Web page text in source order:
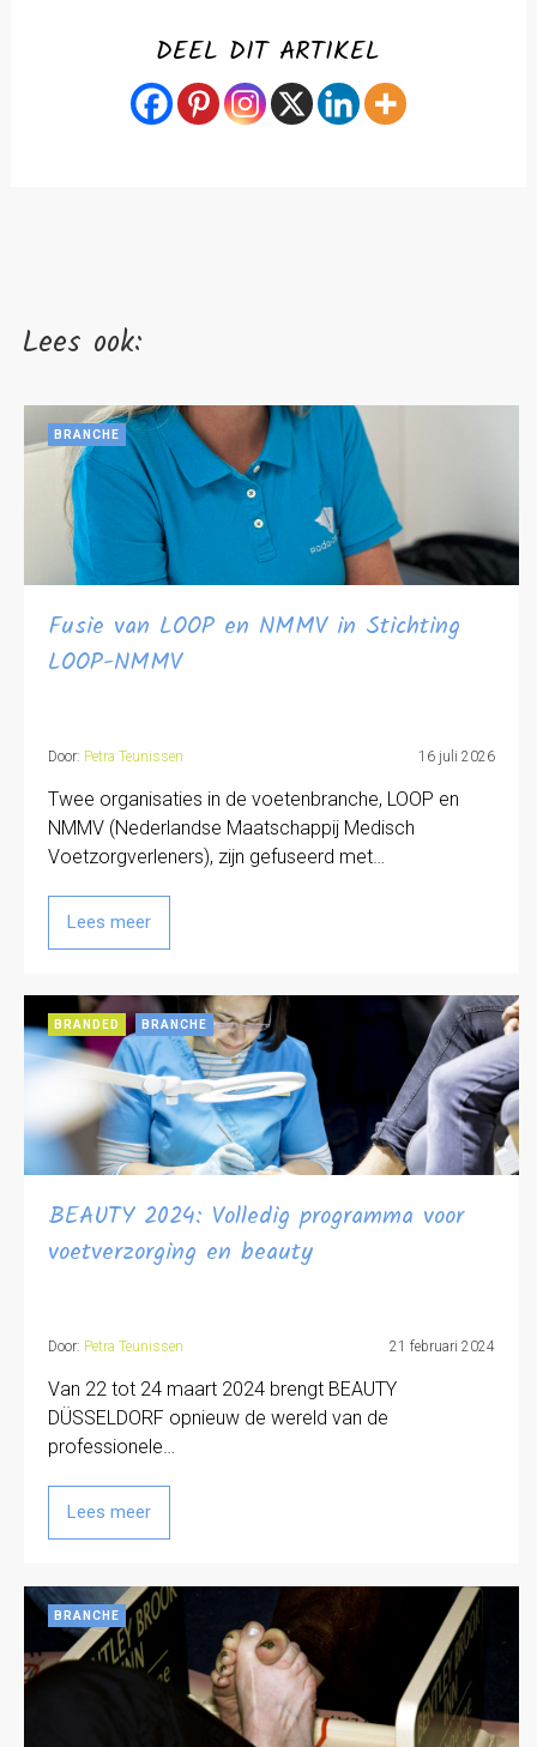
DEEL DIT ARTIKEL
Lees ook:
BRANCHE
Fusie van LOOP en NMMV in Stichting
LOOP-NMMV
Door: Petra Teunissen 16 juli 2026
Twee organisaties in de voetenbranche, LOOP en
NMMV (Nederlandse Maatschappij Medisch
Voetzorgverleners), zijn gefuseerd met…
Lees meer
BRANDED BRANCHE
BEAUTY 2024: Volledig programma voor
voetverzorging en beauty
Door: Petra Teunissen 21 februari 2024
Van 22 tot 24 maart 2024 brengt BEAUTY
DÜSSELDORF opnieuw de wereld van de
professionele…
Lees meer
BRANCHE